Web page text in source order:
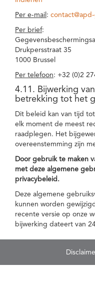
Per e-mail :
Per brief:
Drukpersstraat 35
1000 Brussel
Per telefoon: +32 (0)2
4.11. Bijwerking
betrekking tot het
Dit beleid kan van tijd
elk moment de meest
raadplegen. Het
overeenstemming zijn
Door gebruik te maken
met deze algemene
privacybeleid.
Deze algemene
kunnen worden
recente versie op onze
bijwerking dateert van